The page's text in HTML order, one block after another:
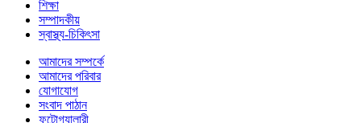
শিক্ষা
সম্পাদকীয়
স্বাস্থ্য-চিকিৎসা
আমাদের সম্পর্কে
আমাদের পরিবার
যোগাযোগ
সংবাদ পাঠান
ফটোগ্যালারী